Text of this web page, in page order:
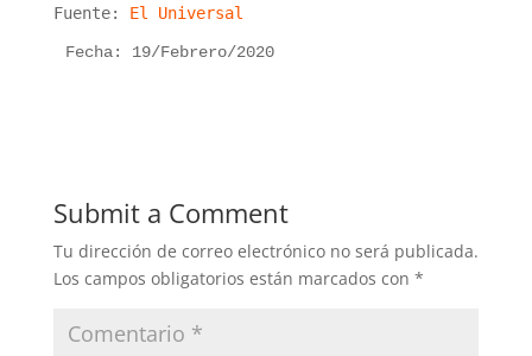
Fuente: El Universal
Fecha: 19/Febrero/2020
Submit a Comment
Tu dirección de correo electrónico no será publicada.
Los campos obligatorios están marcados con *